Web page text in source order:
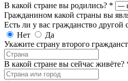
В какой стране вы родились? *
Гражданином какой страны вы
Есть ли у вас гражданство другой
Нет
Да
Укажите страну второго
В какой стране вы сейчас живёте?